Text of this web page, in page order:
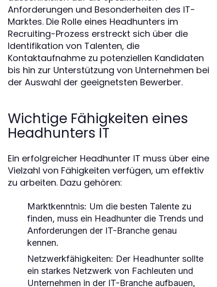
Anforderungen und Besonderheiten des IT-
Marktes. Die Rolle eines Headhunters im
Recruiting-Prozess erstreckt sich über die
Identifikation von Talenten, die
Kontaktaufnahme zu potenziellen Kandidaten
bis hin zur Unterstützung von Unternehmen bei
der Auswahl der geeignetsten Bewerber.
Wichtige Fähigkeiten eines
Headhunters IT
Ein erfolgreicher Headhunter IT muss über eine
Vielzahl von Fähigkeiten verfügen, um effektiv
zu arbeiten. Dazu gehören:
Marktkenntnis: Um die besten Talente zu
finden, muss ein Headhunter die Trends und
Anforderungen der IT-Branche genau
kennen.
Netzwerkfähigkeiten: Der Headhunter sollte
ein starkes Netzwerk von Fachleuten und
Unternehmen in der IT-Branche aufbauen,